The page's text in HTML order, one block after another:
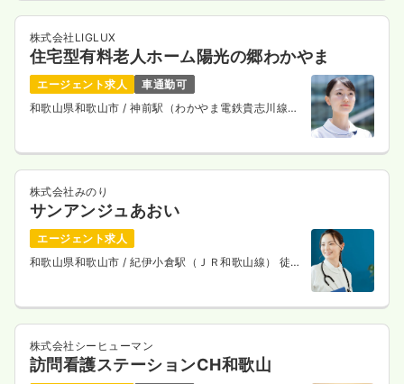
株式会社LIGLUX
住宅型有料老人ホーム陽光の郷わかやま
エージェント求人
車通勤可
和歌山県和歌山市 / 神前駅（わかやま電鉄貴志川線）
株式会社みのり
サンアンジュあおい
エージェント求人
和歌山県和歌山市 / 紀伊小倉駅（ＪＲ和歌山線） 徒歩
株式会社シーヒューマン
訪問看護ステーションCH和歌山